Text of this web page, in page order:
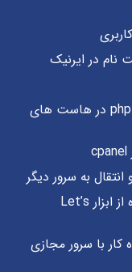
اطلاعیه | پشتیبانی از نسخه های 8 به بعد php در هاست های
آموزش فعالسازی ssl در سی پنل با استفاده از ابزار Let’s
با سرور مجازی